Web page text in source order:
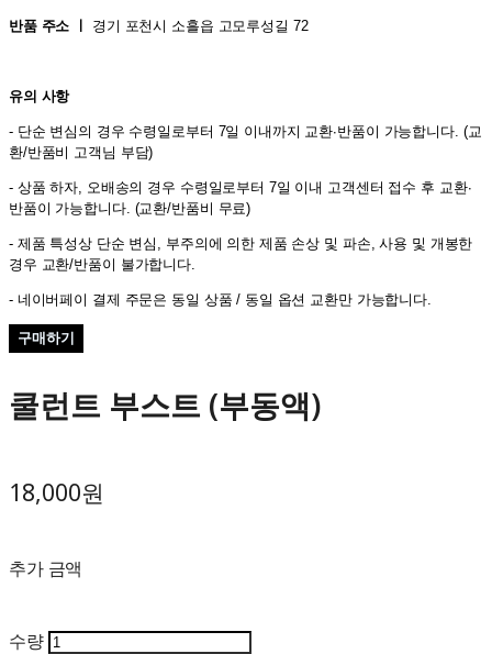
반품 주소 ㅣ 경기 포천시 소흘읍 고모루성길 72
유의 사항
- 단순 변심의 경우 수령일로부터 7일 이내까지 교환∙반품이 가능합니다. (교
환/반품비 고객님 부담)
- 상품 하자, 오배송의 경우 수령일로부터 7일 이내 고객센터 접수 후 교환∙
반품이 가능합니다. (교환/반품비 무료)
- 제품 특성상 단순 변심, 부주의에 의한 제품 손상 및 파손, 사용 및 개봉한
경우 교환/반품이 불가합니다.
- 네이버페이 결제 주문은 동일 상품 / 동일 옵션 교환만 가능합니다.
구매하기
쿨런트 부스트 (부동액)
18,000원
추가 금액
수량